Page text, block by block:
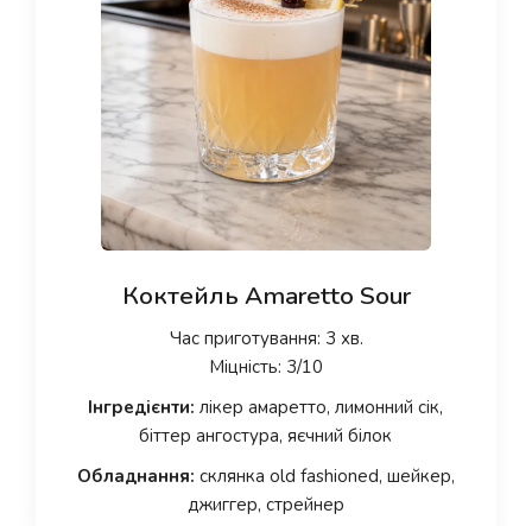
Коктейль Amaretto Sour
Час приготування: 3 хв.
Міцність: 3/10
Інгредієнти: лікер амаретто, лимонний сік,
біттер ангостура, яєчний білок
Обладнання: склянка old fashioned, шейкер,
джиггер, стрейнер